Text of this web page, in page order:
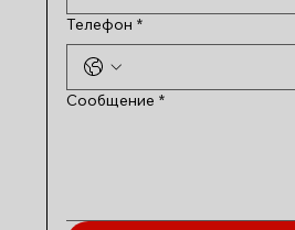
Телефон *
Сообщение *